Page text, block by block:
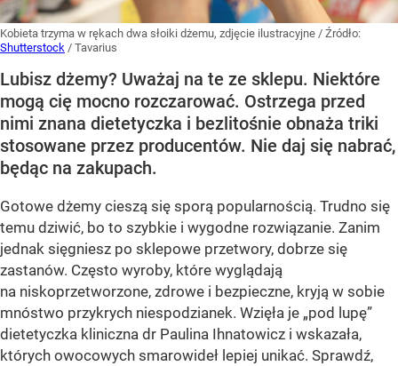
Kobieta trzyma w rękach dwa słoiki dżemu, zdjęcie ilustracyjne / Źródło:
Shutterstock / Tavarius
Lubisz dżemy? Uważaj na te ze sklepu. Niektóre
mogą cię mocno rozczarować. Ostrzega przed
nimi znana dietetyczka i bezlitośnie obnaża triki
stosowane przez producentów. Nie daj się nabrać,
będąc na zakupach.
Gotowe dżemy cieszą się sporą popularnością. Trudno się
temu dziwić, bo to szybkie i wygodne rozwiązanie. Zanim
jednak sięgniesz po sklepowe przetwory, dobrze się
zastanów. Często wyroby, które wyglądają
na niskoprzetworzone, zdrowe i bezpieczne, kryją w sobie
mnóstwo przykrych niespodzianek. Wzięła je „pod lupę”
dietetyczka kliniczna dr Paulina Ihnatowicz i wskazała,
których owocowych smarowideł lepiej unikać. Sprawdź,